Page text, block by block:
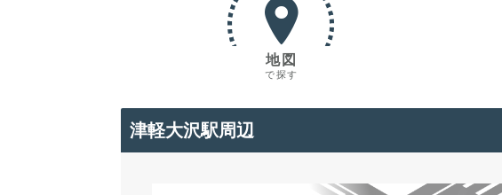
地図
で探す
津軽大沢駅周辺